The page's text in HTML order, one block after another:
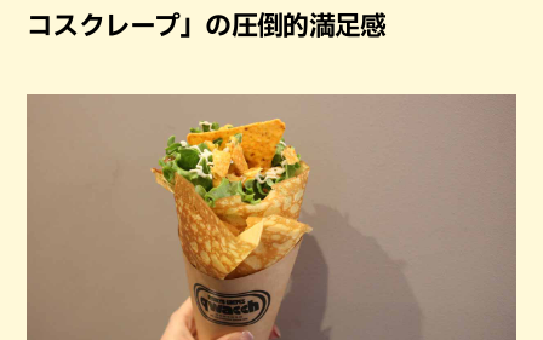
コスクレープ」の圧倒的満足感